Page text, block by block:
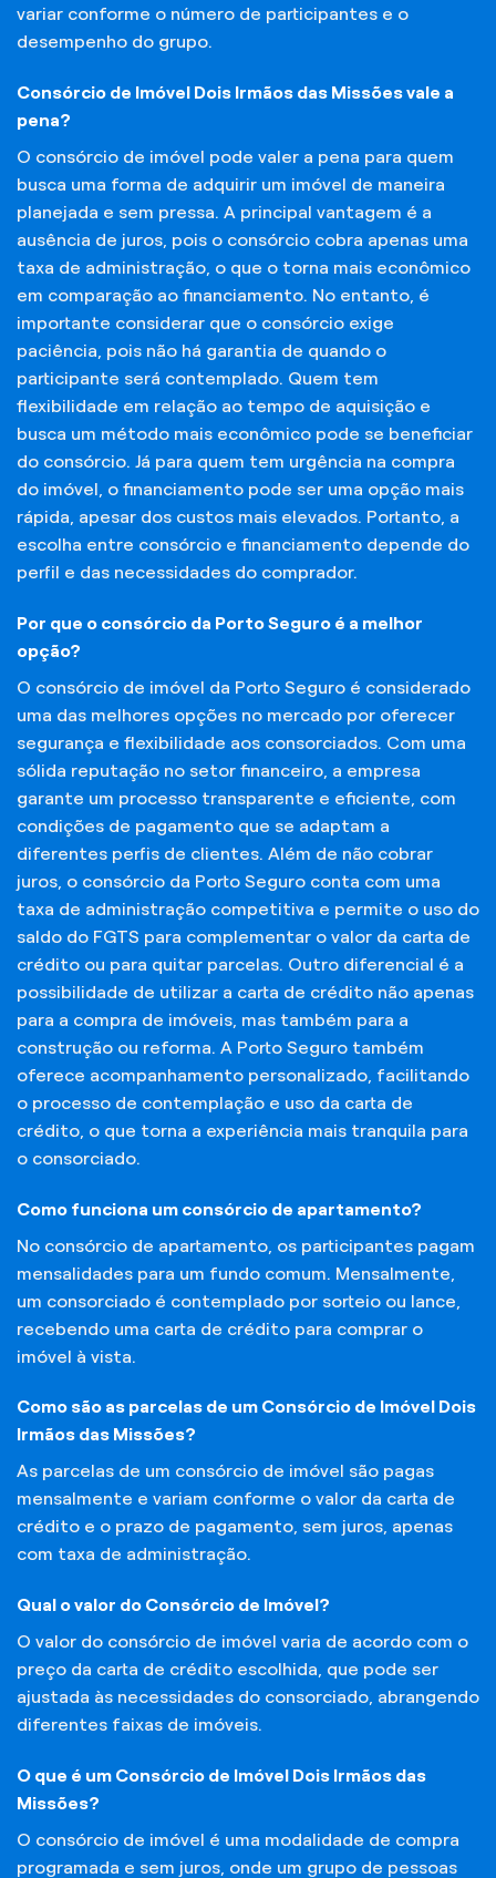
variar conforme o número de participantes e o
desempenho do grupo.
Consórcio de Imóvel Dois Irmãos das Missões vale a
pena?
O consórcio de imóvel pode valer a pena para quem
busca uma forma de adquirir um imóvel de maneira
planejada e sem pressa. A principal vantagem é a
ausência de juros, pois o consórcio cobra apenas uma
taxa de administração, o que o torna mais econômico
em comparação ao financiamento. No entanto, é
importante considerar que o consórcio exige
paciência, pois não há garantia de quando o
participante será contemplado. Quem tem
flexibilidade em relação ao tempo de aquisição e
busca um método mais econômico pode se beneficiar
do consórcio. Já para quem tem urgência na compra
do imóvel, o financiamento pode ser uma opção mais
rápida, apesar dos custos mais elevados. Portanto, a
escolha entre consórcio e financiamento depende do
perfil e das necessidades do comprador.
Por que o consórcio da Porto Seguro é a melhor
opção?
O consórcio de imóvel da Porto Seguro é considerado
uma das melhores opções no mercado por oferecer
segurança e flexibilidade aos consorciados. Com uma
sólida reputação no setor financeiro, a empresa
garante um processo transparente e eficiente, com
condições de pagamento que se adaptam a
diferentes perfis de clientes. Além de não cobrar
juros, o consórcio da Porto Seguro conta com uma
taxa de administração competitiva e permite o uso do
saldo do FGTS para complementar o valor da carta de
crédito ou para quitar parcelas. Outro diferencial é a
possibilidade de utilizar a carta de crédito não apenas
para a compra de imóveis, mas também para a
construção ou reforma. A Porto Seguro também
oferece acompanhamento personalizado, facilitando
o processo de contemplação e uso da carta de
crédito, o que torna a experiência mais tranquila para
o consorciado.
Como funciona um consórcio de apartamento?
No consórcio de apartamento, os participantes pagam
mensalidades para um fundo comum. Mensalmente,
um consorciado é contemplado por sorteio ou lance,
recebendo uma carta de crédito para comprar o
imóvel à vista.
Como são as parcelas de um Consórcio de Imóvel Dois
Irmãos das Missões?
As parcelas de um consórcio de imóvel são pagas
mensalmente e variam conforme o valor da carta de
crédito e o prazo de pagamento, sem juros, apenas
com taxa de administração.
Qual o valor do Consórcio de Imóvel?
O valor do consórcio de imóvel varia de acordo com o
preço da carta de crédito escolhida, que pode ser
ajustada às necessidades do consorciado, abrangendo
diferentes faixas de imóveis.
O que é um Consórcio de Imóvel Dois Irmãos das
Missões?
O consórcio de imóvel é uma modalidade de compra
programada e sem juros, onde um grupo de pessoas